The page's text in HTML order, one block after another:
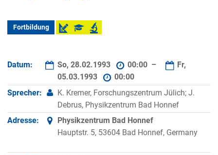
Fortbildung
Datum: So, 28.02.1993 00:00 –
Fr,
05.03.1993
00:00
Sprecher:
K. Kremer, Forschungszentrum Jülich; J.
Debrus, Physikzentrum Bad Honnef
Adresse:
Physikzentrum Bad Honnef
Hauptstr. 5, 53604 Bad Honnef, Germany